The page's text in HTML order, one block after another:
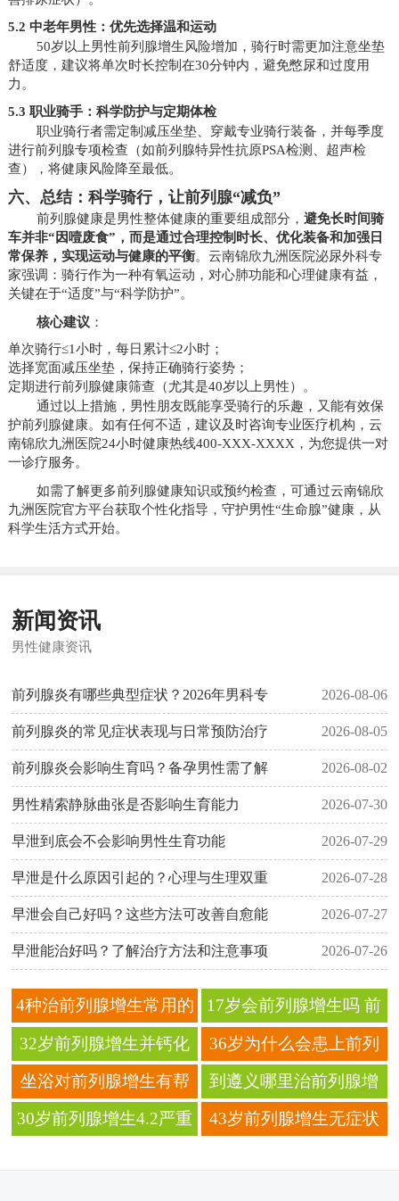
5.2 中老年男性：优先选择温和运动
50岁以上男性前列腺增生风险增加，骑行时需更加注意坐垫
舒适度，建议将单次时长控制在30分钟内，避免憋尿和过度用
力。
5.3 职业骑手：科学防护与定期体检
职业骑行者需定制减压坐垫、穿戴专业骑行装备，并每季度
进行前列腺专项检查（如前列腺特异性抗原PSA检测、超声检
查），将健康风险降至最低。
六、总结：科学骑行，让前列腺“减负”
前列腺健康是男性整体健康的重要组成部分， 避免长时间骑
车并非“因噎废食”，而是通过合理控制时长、优化装备和加强日
常保养，实现运动与健康的平衡。云南锦欣九洲医院泌尿外科专
家强调：骑行作为一种有氧运动，对心肺功能和心理健康有益，
关键在于“适度”与“科学防护”。
核心建议 ：
单次骑行≤1小时，每日累计≤2小时；
选择宽面减压坐垫，保持正确骑行姿势；
定期进行前列腺健康筛查（尤其是40岁以上男性）。
通过以上措施，男性朋友既能享受骑行的乐趣，又能有效保
护前列腺健康。如有任何不适，建议及时咨询专业医疗机构，云
南锦欣九洲医院24小时健康热线400-XXX-XXXX，为您提供一对
一诊疗服务。
如需了解更多前列腺健康知识或预约检查，可通过云南锦欣
九洲医院官方平台获取个性化指导，守护男性“生命腺”健康，从
科学生活方式开始。
新闻资讯
男性健康资讯
前列腺炎有哪些典型症状？2026年男科专 2026-08-06
前列腺炎的常见症状表现与日常预防治疗 2026-08-05
前列腺炎会影响生育吗？备孕男性需了解 2026-08-02
男性精索静脉曲张是否影响生育能力 2026-07-30
早泄到底会不会影响男性生育功能 2026-07-29
早泄是什么原因引起的？心理与生理双重 2026-07-28
早泄会自己好吗？这些方法可改善自愈能 2026-07-27
早泄能治好吗？了解治疗方法和注意事项 2026-07-26
4种治前列腺增生常用的
中成药
17岁会前列腺增生吗 前
列腺增生的原因
32岁前列腺增生并钙化
严重吗
36岁为什么会患上前列
腺增生呢
坐浴对前列腺增生有帮
助吗
到遵义哪里治前列腺增
生好 怎样预防前列腺增
30岁前列腺增生4.2严重
43岁前列腺增生无症状